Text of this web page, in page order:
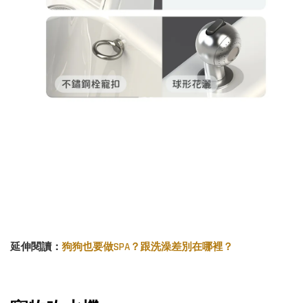
延伸閱讀： 狗狗也要做SPA？跟洗澡差別在哪裡？